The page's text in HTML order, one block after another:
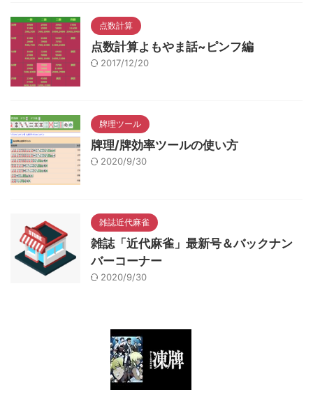
点数計算
点数計算よもやま話~ピンフ編
2017/12/20
牌理ツール
牌理/牌効率ツールの使い方
2020/9/30
雑誌近代麻雀
雑誌「近代麻雀」最新号＆バックナン
バーコーナー
2020/9/30